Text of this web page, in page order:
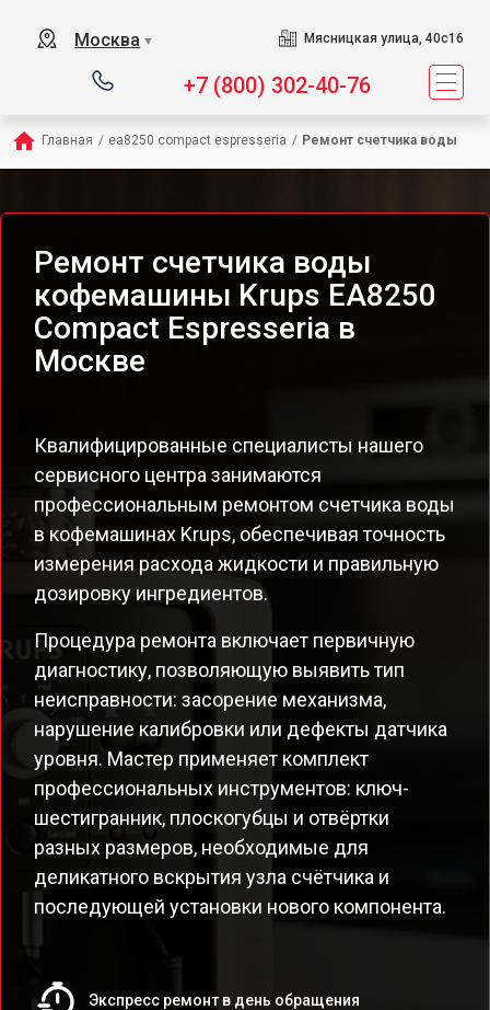
Москва ▼ Мясницкая улица, 40с16
+7 (800) 302-40-76
Главная / ea8250 compact espresseria / Ремонт счетчика воды
Ремонт счетчика воды
кофемашины Krups EA8250
Compact Espresseria в
Москве
Квалифицированные специалисты нашего
сервисного центра занимаются
профессиональным ремонтом счетчика воды
в кофемашинах Krups, обеспечивая точность
измерения расхода жидкости и правильную
дозировку ингредиентов.
Процедура ремонта включает первичную
диагностику, позволяющую выявить тип
неисправности: засорение механизма,
нарушение калибровки или дефекты датчика
уровня. Мастер применяет комплект
профессиональных инструментов: ключ-
шестигранник, плоскогубцы и отвёртки
разных размеров, необходимые для
деликатного вскрытия узла счётчика и
последующей установки нового компонента.
Экспресс ремонт в день обращения